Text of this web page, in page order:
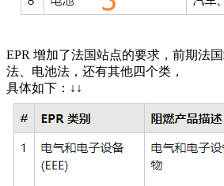
EPR 增加了法国站点的要求，前期法
法、电池法，还有其他四个类，
具体如下：↓↓